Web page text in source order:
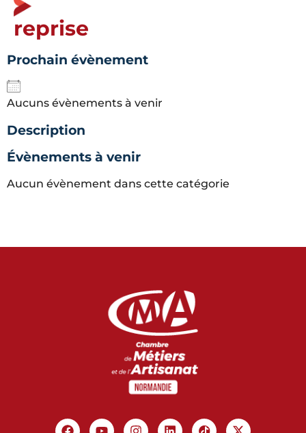
reprise
Prochain évènement
Aucuns évènements à venir
Description
Évènements à venir
Aucun évènement dans cette catégorie